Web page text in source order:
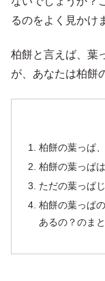
るのをよく見かけ
柏餅と言えば、葉
が、あなたは柏餅
柏餅の葉っぱ
柏餅の葉っぱ
ただの葉っぱ
柏餅の葉っぱ
あるの？のま